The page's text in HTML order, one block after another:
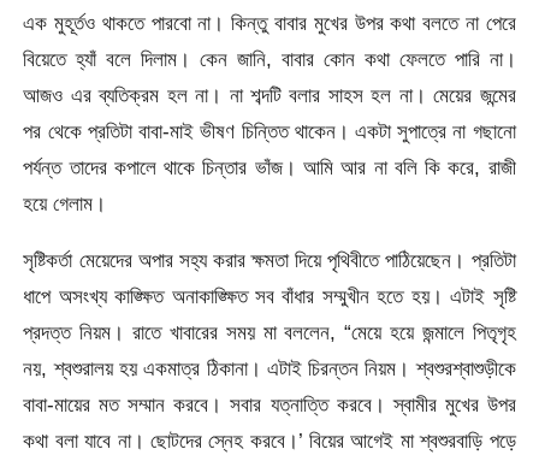
এক মুহূর্তও থাকতে পারবো না। কিন্তু বাবার মুখের উপর কথা বলতে না পেরে
বিয়েতে হ্যাঁ বলে দিলাম। কেন জানি, বাবার কোন কথা ফেলতে পারি না।
আজও এর ব্যতিক্রম হল না। না শব্দটি বলার সাহস হল না। মেয়ের জন্মের
পর থেকে প্রতিটা বাবা-মাই ভীষণ চিন্তিত থাকেন। একটা সুপাত্রে না গছানো
পর্যন্ত তাদের কপালে থাকে চিন্তার ভাঁজ। আমি আর না বলি কি করে, রাজী
হয়ে গেলাম।
সৃষ্টিকর্তা মেয়েদের অপার সহ্য করার ক্ষমতা দিয়ে পৃথিবীতে পাঠিয়েছেন। প্রতিটা
ধাপে অসংখ্য কাঙ্ক্ষিত অনাকাঙ্ক্ষিত সব বাঁধার সম্মুখীন হতে হয়। এটাই সৃষ্টি
প্রদত্ত নিয়ম। রাতে খাবারের সময় মা বললেন, “মেয়ে হয়ে জন্মালে পিতৃগৃহ
নয়, শ্বশুরালয় হয় একমাত্র ঠিকানা। এটাই চিরন্তন নিয়ম। শ্বশুরশ্বাশুড়ীকে
বাবা-মায়ের মত সম্মান করবে। সবার যত্নাত্তি করবে। স্বামীর মুখের উপর
কথা বলা যাবে না। ছোটদের স্নেহ করবে।’ বিয়ের আগেই মা শ্বশুরবাড়ি পড়ে